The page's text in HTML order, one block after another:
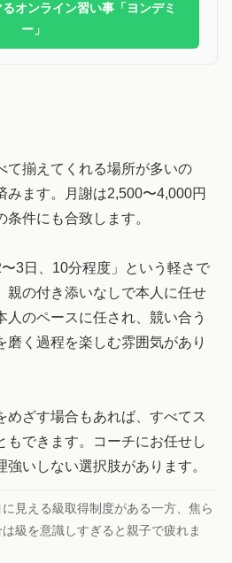
オンライン習い事「ヨンデミ
ー」
て揃えてくれる場所が多いの
みます。月謝は2,500〜4,000円
件にも合致します。
3日、10分程度」という軽さで
親の付き添いなしで本人に任せ
人のペースに任され、競い合う
磨く過程を楽しむ雰囲気があり
めざす場合もあれば、すべてス
もできます。コーチにお任せし
いしない選択肢があります。
見える級取得制度がある一方、焦ら
級を意識しすぎると親子で疲れま